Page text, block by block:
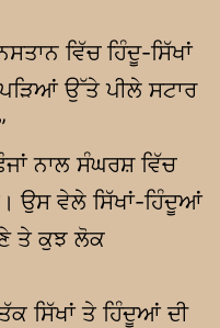
ਵਿੱਚ ਹਿੰਦੂ-ਸਿੱਖਾਂ
ਉੱਤੇ ਪੀਲੇ ਸਟਾਰ
ਨਾਲ ਸੰਘਰਸ਼ ਵਿੱਚ
ਉਸ ਵੇਲੇ ਸਿੱਖਾਂ-ਹਿੰਦੂਆਂ
ਤੇ ਕੁਝ ਲੋਕ
ਸਿੱਖਾਂ ਤੇ ਹਿੰਦੂਆਂ ਦੀ